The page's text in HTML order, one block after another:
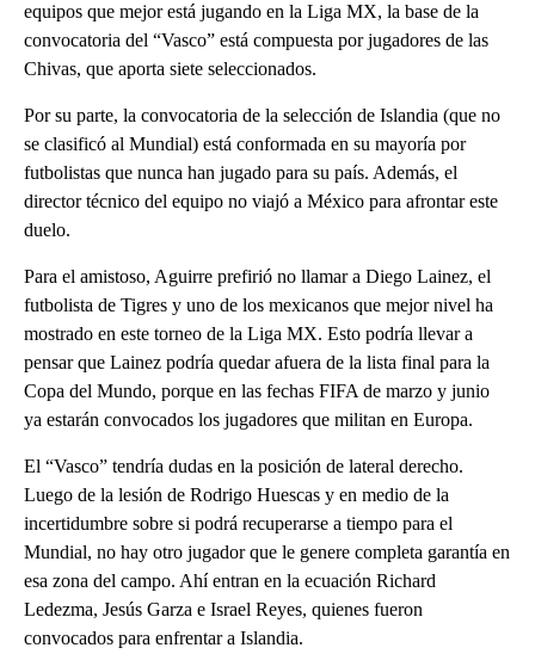
equipos que mejor está jugando en la Liga MX, la base de la
convocatoria del “Vasco” está compuesta por jugadores de las
Chivas, que aporta siete seleccionados.
Por su parte, la convocatoria de la selección de Islandia (que no
se clasificó al Mundial) está conformada en su mayoría por
futbolistas que nunca han jugado para su país. Además, el
director técnico del equipo no viajó a México para afrontar este
duelo.
Para el amistoso, Aguirre prefirió no llamar a Diego Lainez, el
futbolista de Tigres y uno de los mexicanos que mejor nivel ha
mostrado en este torneo de la Liga MX. Esto podría llevar a
pensar que Lainez podría quedar afuera de la lista final para la
Copa del Mundo, porque en las fechas FIFA de marzo y junio
ya estarán convocados los jugadores que militan en Europa.
El “Vasco” tendría dudas en la posición de lateral derecho.
Luego de la lesión de Rodrigo Huescas y en medio de la
incertidumbre sobre si podrá recuperarse a tiempo para el
Mundial, no hay otro jugador que le genere completa garantía en
esa zona del campo. Ahí entran en la ecuación Richard
Ledezma, Jesús Garza e Israel Reyes, quienes fueron
convocados para enfrentar a Islandia.